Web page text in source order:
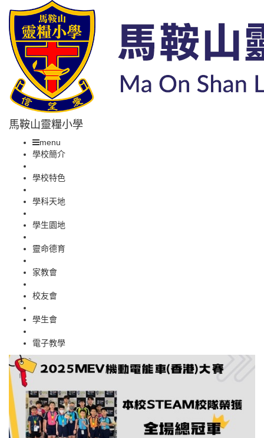
馬鞍山靈糧小學
menu
學校簡介
學校特色
學科天地
學生園地
靈命德育
家教會
校友會
學生會
電子教學